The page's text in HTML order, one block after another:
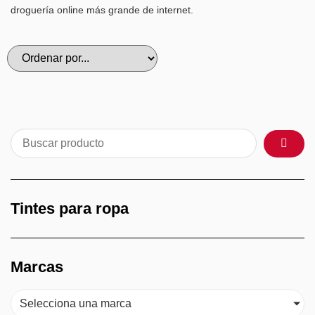
droguería online más grande de internet.
Tintes para ropa
Marcas
Selecciona una marca